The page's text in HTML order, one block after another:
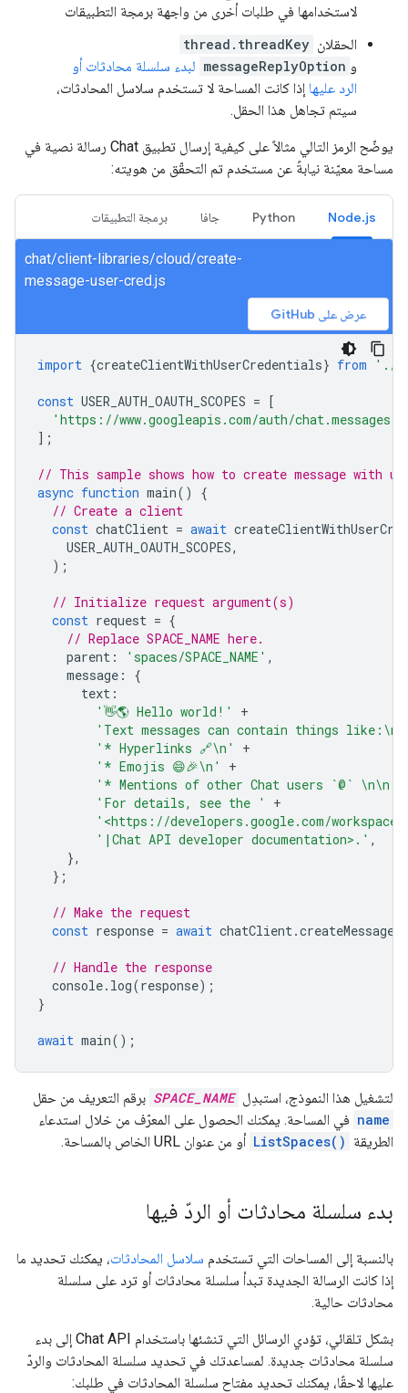
لاستخدامها في طلبات أخرى من واجهة برمجة التطبيقات
الحقلان thread.threadKey
و messageReplyOption لبدء سلسلة محادثات أو
الرد عليها إذا كانت المساحة لا تستخدم سلاسل المحادثات،
سيتم تجاهل هذا الحقل.
يوضّح الرمز التالي مثالاً على كيفية إرسال تطبيق Chat رسالة نصية في
مساحة معيّنة نيابةً عن مستخدم تم التحقّق من هويته:
Node.js
Python جافا برمجة التطبيقات
chat/client-libraries/cloud/create-
message-user-cred.js
عرض على GitHub
import {createClientWithUserCredentials} from './
const USER_AUTH_OAUTH_SCOPES =
[
'https://www.googleapis.com/auth/
];
// This sample shows how to create message with
async function main()
{
// Create a client
const chatClient = await
USER_AUTH_OAUTH_SCOPES,
);
// Initialize request argument(s)
const request = {
// Replace SPACE_NAME here.
parent : 'spaces/SPACE_NAME' ,
message :
{
text :
'👋🌎 Hello world!'
+
'Text messages can contain things
'* Hyperlinks 🔗\n'
+
'* Emojis 😄🎉\n'
+
'* Mentions of other Chat users `@` \n\n'
'For details, see the '
+
'<https://developers.google.com/
'|Chat API developer documentation>.' ,
},
};
// Make the request
const response = await chatClient.createMessage
// Handle the response
console. log(response);
}
await main();
لتشغيل هذا النموذج، استبدِل SPACE_NAME برقم التعريف من حقل
name في المساحة. يمكنك الحصول على المعرّف من خلال استدعاء
الطريقة ListSpaces() أو من عنوان URL الخاص بالمساحة.
بدء سلسلة محادثات أو الردّ فيها
بالنسبة إلى المساحات التي تستخدم سلاسل المحادثات، يمكنك تحديد ما
إذا كانت الرسالة الجديدة تبدأ سلسلة محادثات أو ترد على سلسلة
محادثات حالية.
بشكل تلقائي، تؤدي الرسائل التي تنشئها باستخدام Chat API إلى بدء
سلسلة محادثات جديدة. لمساعدتك في تحديد سلسلة المحادثات والردّ
عليها لاحقًا، يمكنك تحديد مفتاح سلسلة المحادثات في طلبك: